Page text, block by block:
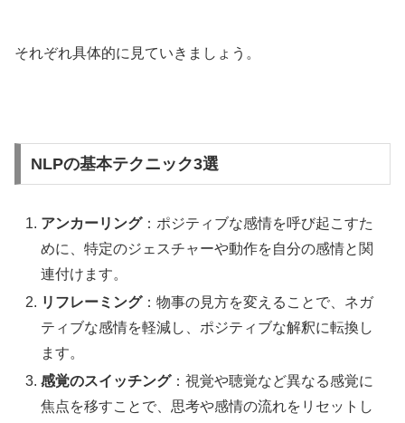
それぞれ具体的に見ていきましょう。
NLPの基本テクニック3選
アンカーリング：ポジティブな感情を呼び起こすた
めに、特定のジェスチャーや動作を自分の感情と関
連付けます。
リフレーミング：物事の見方を変えることで、ネガ
ティブな感情を軽減し、ポジティブな解釈に転換し
ます。
感覚のスイッチング：視覚や聴覚など異なる感覚に
焦点を移すことで、思考や感情の流れをリセットし